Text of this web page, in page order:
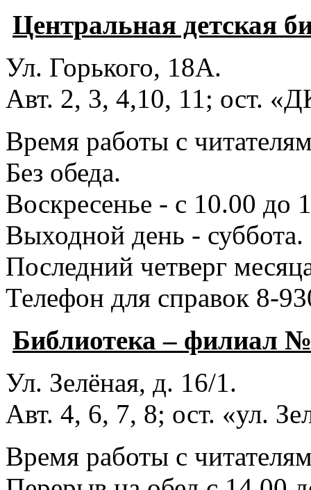
Центральная детская
Ул. Горького, 18А.
Авт. 2, 3, 4,10, 11; ост.
Время работы с
Без обеда.
Воскресенье - с 10.00 до
Выходной день - суббота.
Последний четверг
Телефон для справок 8-
Библиотека – филиал
Ул. Зелёная, д. 16/1.
Авт. 4, 6, 7, 8; ост. «ул.
Время работы с